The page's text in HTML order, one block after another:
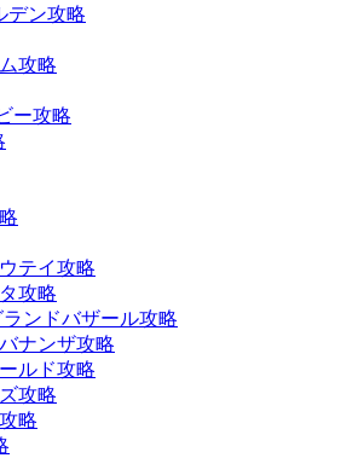
デン攻略
攻略
ー攻略
テイ攻略
攻略
ンドバザール攻略
ナンザ攻略
ルド攻略
攻略
略